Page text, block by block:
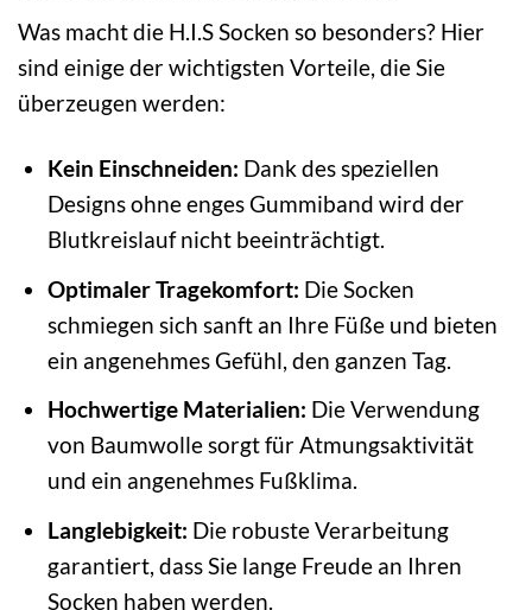
Was macht die H.I.S Socken so besonders? Hier
sind einige der wichtigsten Vorteile, die Sie
überzeugen werden:
Kein Einschneiden: Dank des speziellen
Designs ohne enges Gummiband wird der
Blutkreislauf nicht beeinträchtigt.
Optimaler Tragekomfort: Die Socken
schmiegen sich sanft an Ihre Füße und bieten
ein angenehmes Gefühl, den ganzen Tag.
Hochwertige Materialien: Die Verwendung
von Baumwolle sorgt für Atmungsaktivität
und ein angenehmes Fußklima.
Langlebigkeit: Die robuste Verarbeitung
garantiert, dass Sie lange Freude an Ihren
Socken haben werden.